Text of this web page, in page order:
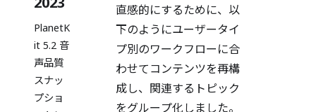
PlanetK
it 5.2 音
声品質
スナッ
プショ
直感的にするために、以
下のようにユーザータイ
プ別のワークフローに合
わせてコンテンツを再構
成し、関連するトピック
をグループ化しました。